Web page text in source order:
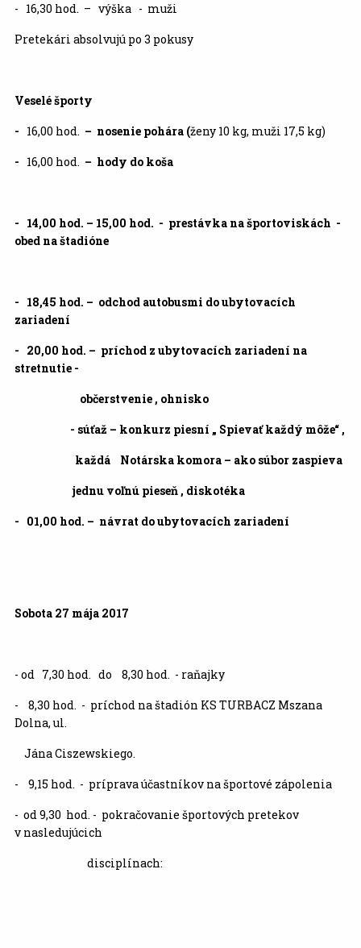
- 16,30 hod. – výška - muži
Pretekári absolvujú po 3 pokusy
Veselé športy
- 16,00 hod. – nosenie pohára (ženy 10 kg, muži 17,5 kg)
- 16,00 hod. – hody do koša
- 14,00 hod. – 15,00 hod. - prestávka na športoviskách -
obed na štadióne
- 18,45 hod. – odchod autobusmi do ubytovacích
zariadení
- 20,00 hod. – príchod z ubytovacích zariadení na
stretnutie -
občerstvenie , ohnisko
- súťaž – konkurz piesní „ Spievať každý môže“ ,
každá Notárska komora – ako súbor zaspieva
jednu voľnú pieseň , diskotéka
- 01,00 hod. – návrat do ubytovacích zariadení
Sobota 27 mája 2017
- od 7,30 hod. do 8,30 hod. - raňajky
- 8,30 hod. - príchod na štadión KS TURBACZ Mszana
Dolna, ul.
Jána Ciszewskiego.
- 9,15 hod. - príprava účastníkov na športové zápolenia
- od 9,30 hod. - pokračovanie športových pretekov
v nasledujúcich
disciplínach: